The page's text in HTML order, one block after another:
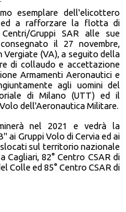
esemplare dell'elicottero
ed a rafforzare la flotta di
Gruppi SAR alle sue
il 27 novembre,
(VA), a seguito della
di collaudo e accettazione
Armamenti Aeronautici e
agli uomini del
di Milano (UTT) ed il
dell'Aeronautica Militare.
nel 2021 e vedrà la
ai Gruppi Volo di Cervia ed ai
sul territorio nazionale
Cagliari, 82° Centro CSAR di
Colle ed 85° Centro CSAR di